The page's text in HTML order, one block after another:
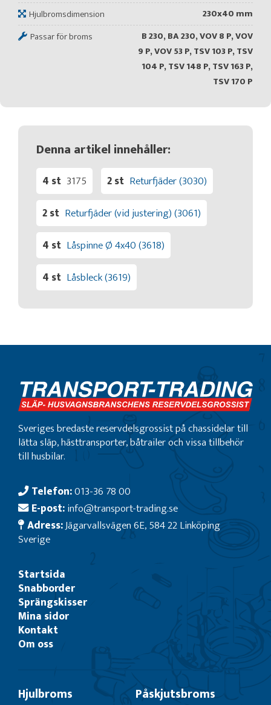
Hjulbromsdimension
230x40 mm
Passar för broms
B 230, BA 230, VOV 8 P, VOV
9 P, VOV 53 P, TSV 103 P, TSV
104 P, TSV 148 P, TSV 163 P,
TSV 170 P
Denna artikel innehåller:
4 st 3175 2 st Returfjäder (3030)
2 st Returfjäder (vid justering) (3061)
4 st Låspinne Ø 4x40 (3618)
4 st Låsbleck (3619)
Sveriges bredaste reservdelsgrossist på chassidelar till
lätta släp, hästtransporter, båtrailer och vissa tillbehör
till husbilar.
Telefon:013-36 78 00
E-post:info@transport-trading.se
Adress:Jägarvallsvägen 6E, 584 22 Linköping
Sverige
Startsida
Snabborder
Sprängskisser
Mina sidor
Kontakt
Om oss
Hjulbroms Påskjutsbroms